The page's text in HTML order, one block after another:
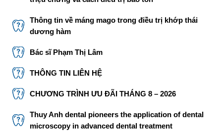
Thông tin về máng mago trong điều trị khớp thái
dương hàm
Bác sĩ Phạm Thị Lâm
THÔNG TIN LIÊN HỆ
CHƯƠNG TRÌNH ƯU ĐÃI THÁNG 8 – 2026
Thuy Anh dental pioneers the application of dental
microscopy in advanced dental treatment